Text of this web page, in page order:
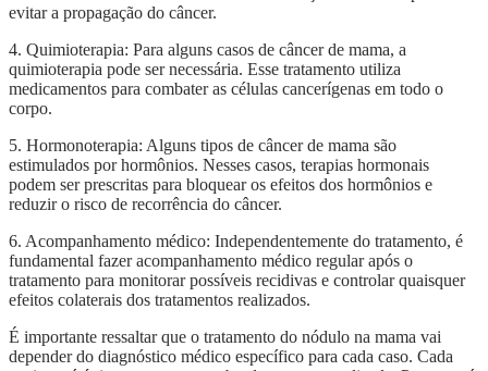
evitar a propagação do câncer.
4. Quimioterapia: Para alguns casos de câncer de mama, a
quimioterapia pode ser necessária. Esse tratamento utiliza
medicamentos para combater as células cancerígenas em todo o
corpo.
5. Hormonoterapia: Alguns tipos de câncer de mama são
estimulados por hormônios. Nesses casos, terapias hormonais
podem ser prescritas para bloquear os efeitos dos hormônios e
reduzir o risco de recorrência do câncer.
6. Acompanhamento médico: Independentemente do tratamento, é
fundamental fazer acompanhamento médico regular após o
tratamento para monitorar possíveis recidivas e controlar quaisquer
efeitos colaterais dos tratamentos realizados.
É importante ressaltar que o tratamento do nódulo na mama vai
depender do diagnóstico médico específico para cada caso. Cada